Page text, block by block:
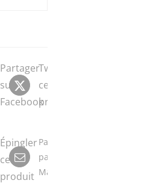
Partager
sur
Facebook
Tweeter
ce
produit
Épingler
ce
produit
Partager
par
Mail